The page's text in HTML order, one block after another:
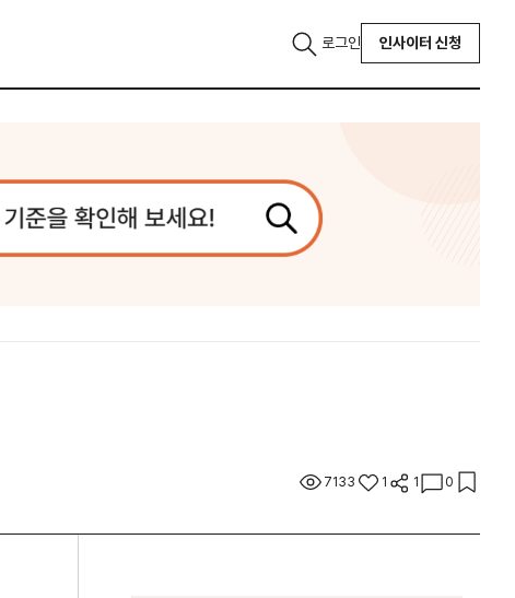
로그인 인사이터 신청
7133 1 1 0